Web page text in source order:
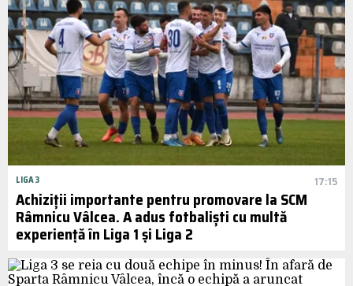
LIGA 3 17:15
Achiziții importante pentru promovare la SCM
Râmnicu Vâlcea. A adus fotbaliști cu multă
experiență în Liga 1 și Liga 2